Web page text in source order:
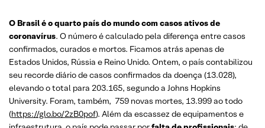
O Brasil é o quarto país do mundo com casos ativos de
coronavírus. O número é calculado pela diferença entre casos
confirmados, curados e mortos. Ficamos atrás apenas de
Estados Unidos, Rússia e Reino Unido. Ontem, o país contabilizou
seu recorde diário de casos confirmados da doença (13.028),
elevando o total para 203.165, segundo a Johns Hopkins
University. Foram, também, 759 novas mortes, 13.999 ao todo
(https://glo.bo/2zB0pof). Além da escassez de equipamentos e